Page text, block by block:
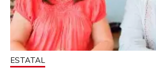
ESTATAL